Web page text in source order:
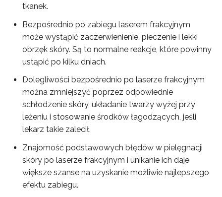
tkanek.
Bezpośrednio po zabiegu laserem frakcyjnym
może wystąpić zaczerwienienie, pieczenie i lekki
obrzęk skóry. Są to normalne reakcje, które powinny
ustąpić po kilku dniach.
Dolegliwości bezpośrednio po laserze frakcyjnym
można zmniejszyć poprzez odpowiednie
schłodzenie skóry, układanie twarzy wyżej przy
leżeniu i stosowanie środków łagodzących, jeśli
lekarz takie zalecił.
Znajomość podstawowych błędów w pielęgnacji
skóry po laserze frakcyjnym i unikanie ich daje
większe szanse na uzyskanie możliwie najlepszego
efektu zabiegu.